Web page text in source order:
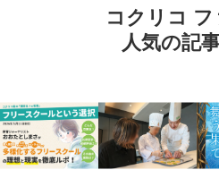
コクリコ
人気の記